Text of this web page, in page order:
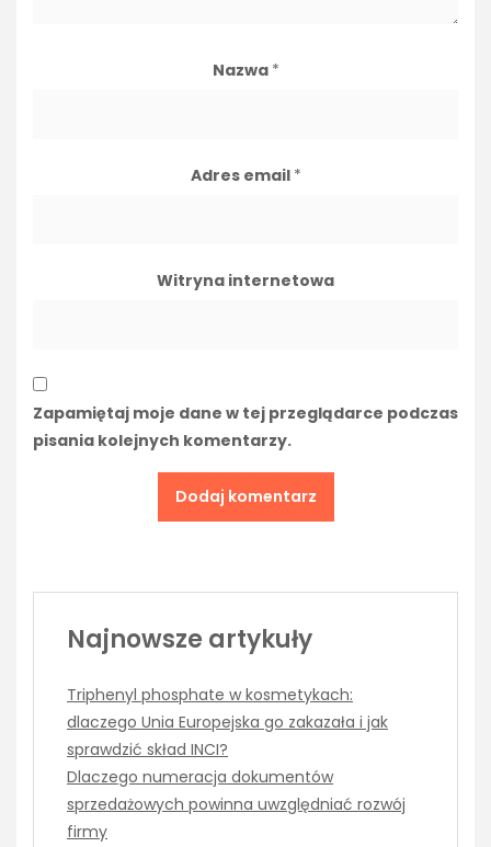
Nazwa *
Adres email *
Witryna internetowa
Zapamiętaj moje dane w tej przeglądarce podczas
pisania kolejnych komentarzy.
Najnowsze artykuły
Triphenyl phosphate w kosmetykach:
dlaczego Unia Europejska go zakazała i jak
sprawdzić skład INCI?
Dlaczego numeracja dokumentów
sprzedażowych powinna uwzględniać rozwój
firmy